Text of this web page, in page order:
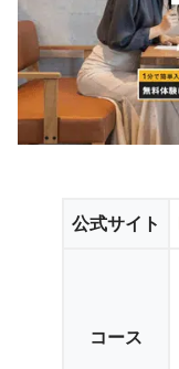
公式サイト
コース